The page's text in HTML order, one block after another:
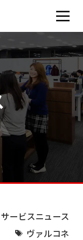
サービスニュース
ヴァルコネ